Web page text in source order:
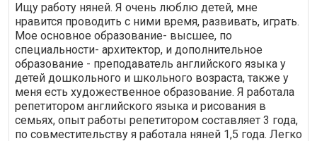
Ищу работу няней. Я очень люблю детей, мне
нравится проводить с ними время, развивать, играть.
Мое основное образование- высшее, по
специальности- архитектор, и дополнительное
образование - преподаватель английского языка у
детей дошкольного и школьного возраста, также у
меня есть художественное образование. Я работала
репетитором английского языка и рисования в
семьях, опыт работы репетитором составляет 3 года,
по совместительству я работала няней 1,5 года. Легко